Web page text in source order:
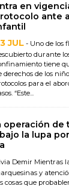
en
ante
JUL - Uno de los
durante
tiene
derechos de los
para el
“Este...
operación de
la lupa
Demir Mientras
y
cosas que